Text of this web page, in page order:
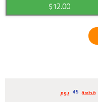
$12.00
قطعة 45
يوم